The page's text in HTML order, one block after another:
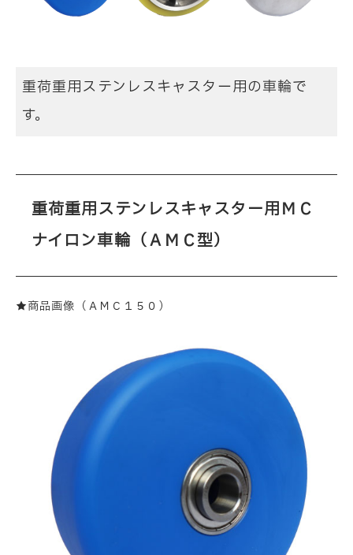
重荷重用ステンレスキャスター用の車輪で
す。
重荷重用ステンレスキャスター用ＭＣ
ナイロン車輪（ＡＭＣ型）
★商品画像（ＡＭＣ１５０）